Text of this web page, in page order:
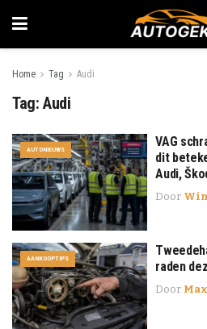
Home Tag Audi
Tag: Audi
AUTONIEUWS
VAG
dit
Audi,
Door
AANKOOPTIPS
raden
Door Max